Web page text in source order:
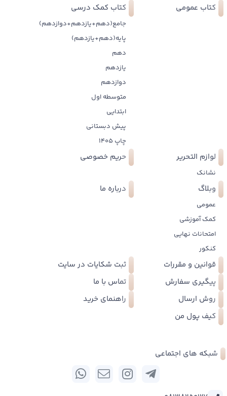
کتاب عمومی کتاب کمک درسی
جامع(دهم+یازدهم+دوازدهم)
پایه(دهم+یازدهم)
دهم
یازدهم
دوازدهم
متوسطه اول
ابتدایی
پیش دبستانی
چاپ 1405
لوازم التحریر
نشانک
حریم خصوصی
وبلاگ
عمومی
کمک آموزشی
امتحانات نهایی
کنکور
درباره ما
قوانین و مقررات
ثبت شکایات در سایت
پیگیری سفارش
تماس با ما
روش ارسال
راهنمای خرید
کیف پول من
شبکه های اجتماعی